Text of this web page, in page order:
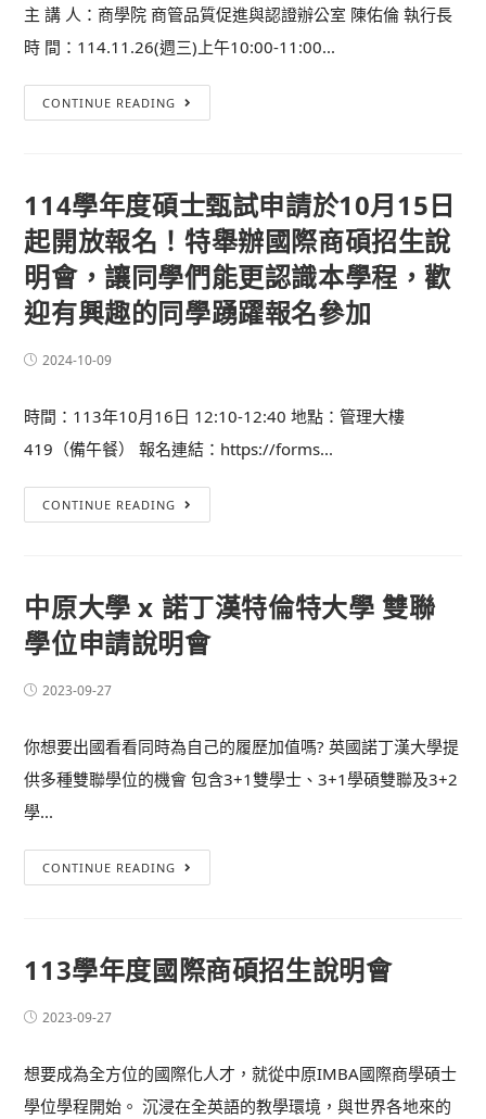
主 講 人：商學院 商管品質促進與認證辦公室 陳佑倫 執行長
時 間：114.11.26(週三)上午10:00-11:00...
CONTINUE READING
114學年度碩士甄試申請於10月15日
起開放報名！特舉辦國際商碩招生說
明會，讓同學們能更認識本學程，歡
迎有興趣的同學踴躍報名參加
2024-10-09
時間：113年10月16日 12:10-12:40 地點：管理大樓
419（備午餐） 報名連結：https://forms...
CONTINUE READING
中原大學 x 諾丁漢特倫特大學 雙聯
學位申請說明會
2023-09-27
你想要出國看看同時為自己的履歷加值嗎? 英國諾丁漢大學提
供多種雙聯學位的機會 包含3+1雙學士、3+1學碩雙聯及3+2
學...
CONTINUE READING
113學年度國際商碩招生說明會
2023-09-27
想要成為全方位的國際化人才，就從中原IMBA國際商學碩士
學位學程開始。 沉浸在全英語的教學環境，與世界各地來的